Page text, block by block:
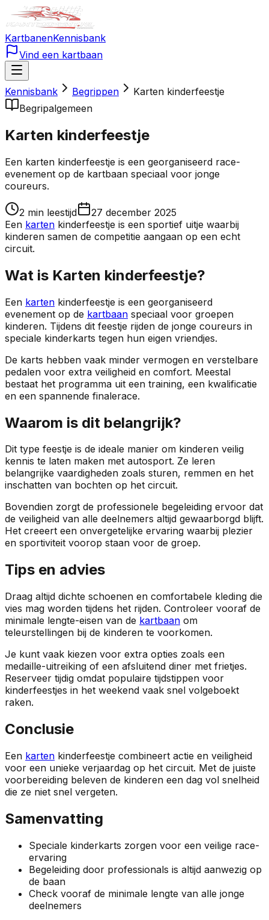
KartbanenKennisbank
Vind een kartbaan
Kennisbank Begrippen
Karten kinderfeestje
Begripalgemeen
Karten kinderfeestje
Een karten kinderfeestje is een georganiseerd race-
evenement op de kartbaan speciaal voor jonge
coureurs.
2 min leestijd
27 december 2025
Een karten kinderfeestje is een sportief uitje waarbij
kinderen samen de competitie aangaan op een echt
circuit.
Wat is Karten kinderfeestje?
Een karten kinderfeestje is een georganiseerd
evenement op de kartbaan speciaal voor groepen
kinderen. Tijdens dit feestje rijden de jonge coureurs in
speciale kinderkarts tegen hun eigen vriendjes.
De karts hebben vaak minder vermogen en verstelbare
pedalen voor extra veiligheid en comfort. Meestal
bestaat het programma uit een training, een kwalificatie
en een spannende finalerace.
Waarom is dit belangrijk?
Dit type feestje is de ideale manier om kinderen veilig
kennis te laten maken met autosport. Ze leren
belangrijke vaardigheden zoals sturen, remmen en het
inschatten van bochten op het circuit.
Bovendien zorgt de professionele begeleiding ervoor dat
de veiligheid van alle deelnemers altijd gewaarborgd blijft.
Het creeert een onvergetelijke ervaring waarbij plezier
en sportiviteit voorop staan voor de groep.
Tips en advies
Draag altijd dichte schoenen en comfortabele kleding die
vies mag worden tijdens het rijden. Controleer vooraf de
minimale lengte-eisen van de kartbaan om
teleurstellingen bij de kinderen te voorkomen.
Je kunt vaak kiezen voor extra opties zoals een
medaille-uitreiking of een afsluitend diner met frietjes.
Reserveer tijdig omdat populaire tijdstippen voor
kinderfeestjes in het weekend vaak snel volgeboekt
raken.
Conclusie
Een karten kinderfeestje combineert actie en veiligheid
voor een unieke verjaardag op het circuit. Met de juiste
voorbereiding beleven de kinderen een dag vol snelheid
die ze niet snel vergeten.
Samenvatting
Speciale kinderkarts zorgen voor een veilige race-
ervaring
Begeleiding door professionals is altijd aanwezig op
de baan
Check vooraf de minimale lengte van alle jonge
deelnemers